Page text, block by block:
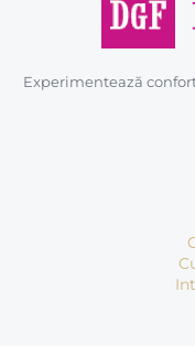
Experimentează